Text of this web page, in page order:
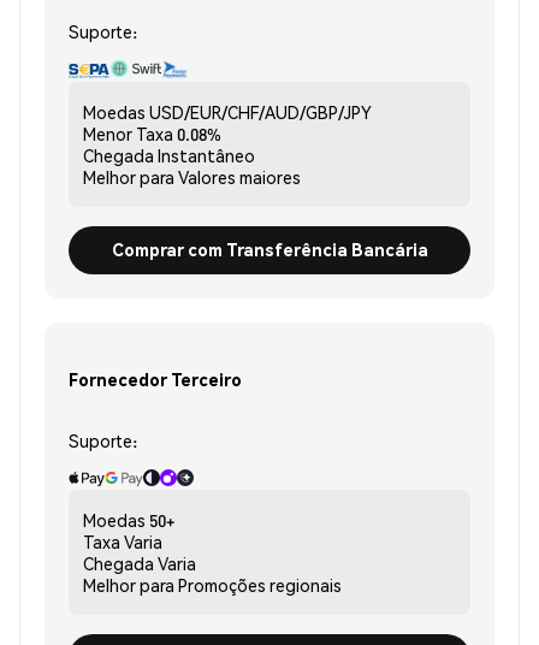
Suporte:
Moedas USD/EUR/CHF/AUD/GBP/JPY
Menor Taxa 0.08%
Chegada Instantâneo
Melhor para Valores maiores
Comprar com Transferência Bancária
Fornecedor Terceiro
Suporte:
Moedas 50+
Taxa Varia
Chegada Varia
Melhor para Promoções regionais